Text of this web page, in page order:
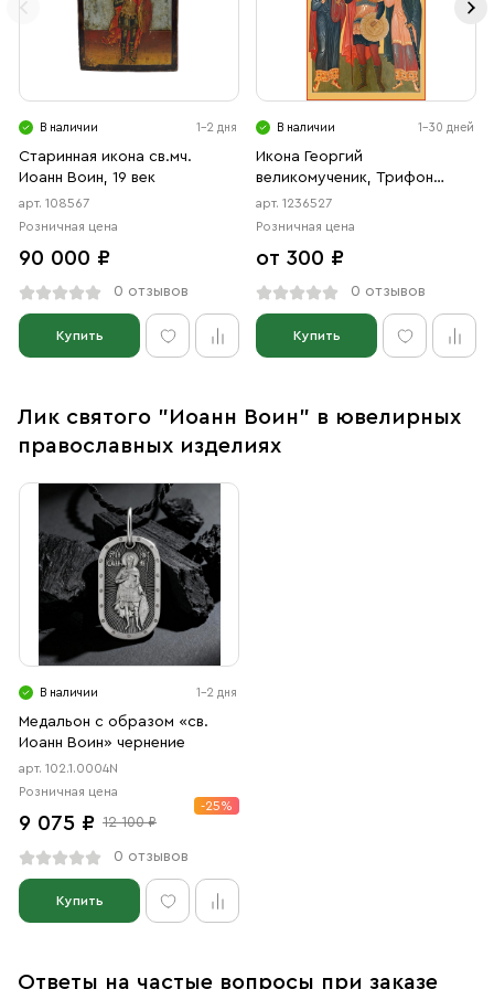
В наличии 1-2 дня
Старинная икона св.мч.
Иоанн Воин, 19 век
арт. 108567
Розничная цена
90 000 ₽
0 отзывов
Купить
В наличии 1-30 дней
Икона Георгий
великомученик, Трифон
мученик, Иоанн Воин мученик
(АРТ.06527)
арт. 1236527
Розничная цена
от 300 ₽
0 отзывов
Купить
Лик святого "Иоанн Воин" в ювелирных
православных изделиях
В наличии 1-2 дня
Медальон с образом «св.
Иоанн Воин» чернение
арт. 102.1.0004N
Розничная цена
9 075 ₽ 12 100 ₽
-25%
0 отзывов
Купить
Ответы на частые вопросы при заказе